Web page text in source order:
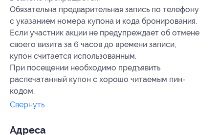
Обязательна предварительная запись по телефону
с указанием номера купона и кода бронирования.
Если участник акции не предупреждает об отмене
своего визита за 6 часов до времени записи,
купон считается использованным.
При посещении необходимо предъявить
распечатанный купон с хорошо читаемым пин-
кодом.
Свернуть
Адресa